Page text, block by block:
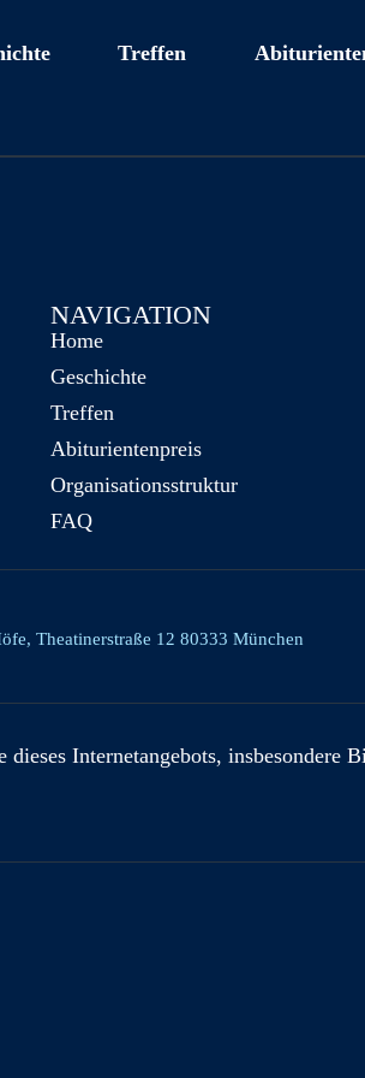
Treffen
NAVIGATION
Home
Geschichte
Treffen
Abiturientenpreis
Organisationsstruktur
FAQ
Theatinerstraße 12 80333 München
Internetangebots, insbesondere